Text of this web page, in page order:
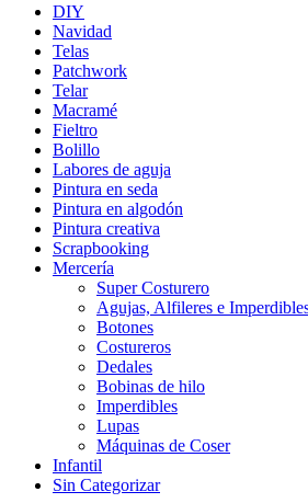
DIY
Navidad
Telas
Patchwork
Telar
Macramé
Fieltro
Bolillo
Labores de aguja
Pintura en seda
Pintura en algodón
Pintura creativa
Scrapbooking
Mercería
Super Costurero
Agujas, Alfileres e
Botones
Costureros
Dedales
Bobinas de hilo
Imperdibles
Lupas
Máquinas de Coser
Infantil
Sin Categorizar